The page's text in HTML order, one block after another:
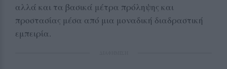
αλλά και τα βασικά μέτρα πρόληψης και
προστασίας μέσα από μια μοναδική διαδραστική
εμπειρία.